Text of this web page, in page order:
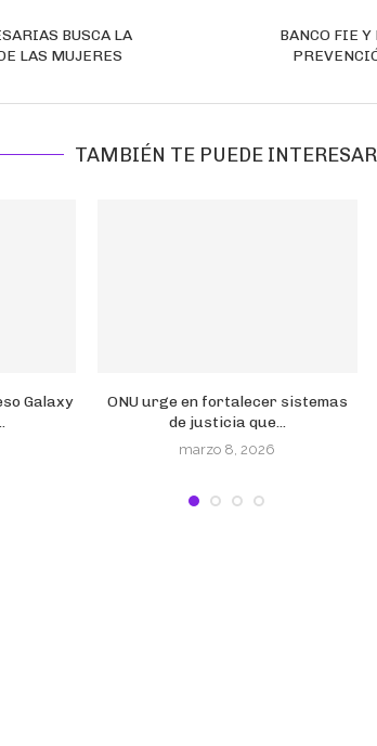
BUSCA LA
LAS MUJERES
BANCO FIE
TAMBIÉN TE PUEDE INTERESAR
Galaxy
ONU urge en fortalecer sistemas
de justicia que...
marzo 8, 2026